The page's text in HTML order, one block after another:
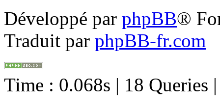
Développé par phpBB®
Traduit par phpBB-fr.com
Time : 0.068s | 18 Queries